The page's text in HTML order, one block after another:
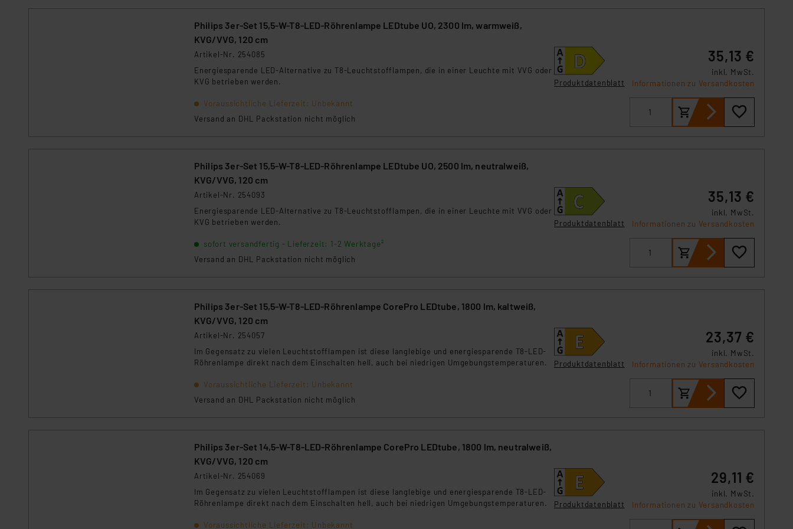
Daten in Überwachungsprogrammen verarbeiten, ohne dass hiergegen Klagemöglichkeiten für Europäer bestehen.
Unsere Kooperation mit diesen Dienstleistern stützt sich auf die Standarddatenschutzklauseln der Europäischen
Kommission sowie einer eigenen Beurteilung der mit der Datenübermittlung, insbesondere der Art der übermittelten
Daten, verbundenen Risiken.“
Impressum| Datenschutzerklärung
Philips 3er-Set 15,5-W-T8-LED-Röhrenlampe LEDtube UO, 2300 lm, warmweiß,
KVG/VVG, 120 cm
Artikel-Nr. 254085
Energiesparende LED-Alternative zu T8-Leuchtstofflampen, die in einer Leuchte mit VVG oder
KVG betrieben werden.
Voraussichtliche Lieferzeit: Unbekannt
Versand an DHL Packstation nicht möglich
Produktdatenblatt
35,13 €
inkl. MwSt.
Informationen zu Versandkosten
Philips 3er-Set 15,5-W-T8-LED-Röhrenlampe LEDtube UO, 2500 lm, neutralweiß,
KVG/VVG, 120 cm
Artikel-Nr. 254093
Energiesparende LED-Alternative zu T8-Leuchtstofflampen, die in einer Leuchte mit VVG oder
KVG betrieben werden.
sofort versandfertig - Lieferzeit: 1-2 Werktage²
Versand an DHL Packstation nicht möglich
Produktdatenblatt
35,13 €
inkl. MwSt.
Informationen zu Versandkosten
Philips 3er-Set 15,5-W-T8-LED-Röhrenlampe CorePro LEDtube, 1800 lm, kaltweiß,
KVG/VVG, 120 cm
Artikel-Nr. 254057
Im Gegensatz zu vielen Leuchtstofflampen ist diese langlebige und energiesparende T8-LED-
Röhrenlampe direkt nach dem Einschalten hell, auch bei niedrigen Umgebungstemperaturen.
Voraussichtliche Lieferzeit: Unbekannt
Versand an DHL Packstation nicht möglich
Produktdatenblatt
23,37 €
inkl. MwSt.
Informationen zu Versandkosten
Philips 3er-Set 14,5-W-T8-LED-Röhrenlampe CorePro LEDtube, 1800 lm, neutralweiß,
KVG/VVG, 120 cm
Artikel-Nr. 254069
Im Gegensatz zu vielen Leuchtstofflampen ist diese langlebige und energiesparende T8-LED-
Röhrenlampe direkt nach dem Einschalten hell, auch bei niedrigen Umgebungstemperaturen.
Voraussichtliche Lieferzeit: Unbekannt
Produktdatenblatt
29,11 €
inkl. MwSt.
Informationen zu Versandkosten